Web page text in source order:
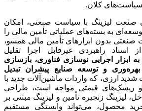
سیاست‌های کلان.
صنعت لیزینگ با سیاست صنعتی، امکان
به بسته‌های عملیاتی تأمین مالی را
بدون ابزارهای تأمین مالی همسو،
اسناد راهبردی غیرقابل اجرا تقلیل
به ابزار اجرایی نوسازی فناوری، بازسازی
بهره‌وری و توسعه صنایع پیشران تبدیل
ارزی، که واردات ماشین‌آلات جدید با
و ریسک‌های قیمتی مواجه است، طراحی
لیزینگ زنجیره تأمین و لیزینگ مبتنی بر
محصول، می‌تواند وابستگی مستقیم